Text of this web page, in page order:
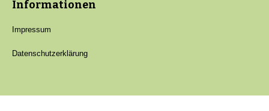
Informationen
Impressum
Datenschutzerklärung